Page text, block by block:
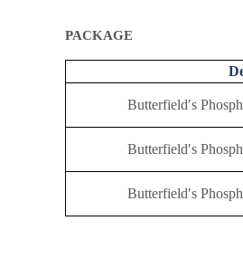
PACKAGE
Butterfield′s
Butterfield′s
Butterfield′s